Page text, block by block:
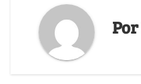
Por